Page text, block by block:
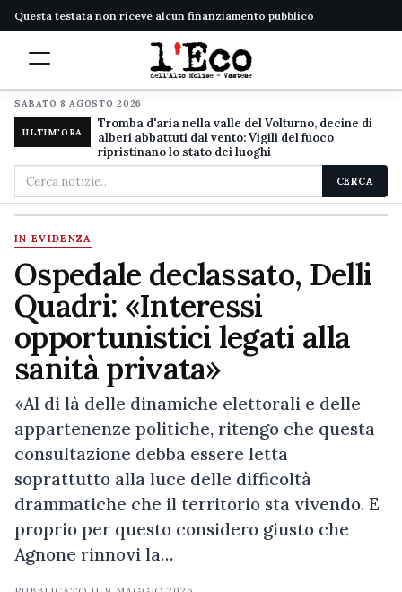
Questa testata non riceve alcun finanziamento pubblico
SABATO 8 AGOSTO 2026
ULTIM'ORA
Tromba d'aria nella valle del Volturno, decine di
alberi abbattuti dal vento: Vigili del fuoco
ripristinano lo stato dei luoghi
Cerca
nel
sito
CERCA
IN EVIDENZA
Ospedale declassato, Delli
Quadri: «Interessi
opportunistici legati alla
sanità privata»
«Al di là delle dinamiche elettorali e delle
appartenenze politiche, ritengo che questa
consultazione debba essere letta
soprattutto alla luce delle difficoltà
drammatiche che il territorio sta vivendo. E
proprio per questo considero giusto che
Agnone rinnovi la…